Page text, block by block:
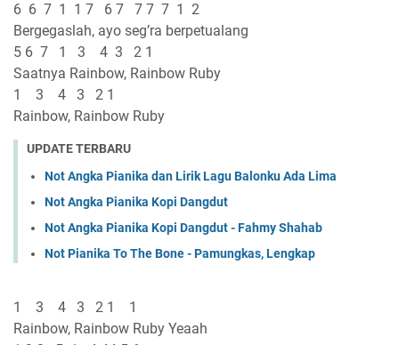
6 6 7 1 1 7 6 7 7 7 7 1 2
Bergegaslah, ayo seg’ra berpetualang
5 6 7 1 3 4 3 2 1
Saatnya Rainbow, Rainbow Ruby
1 3 4 3 2 1
Rainbow, Rainbow Ruby
UPDATE TERBARU
Not Angka Pianika dan Lirik Lagu Balonku Ada Lima
Not Angka Pianika Kopi Dangdut
Not Angka Pianika Kopi Dangdut - Fahmy Shahab
Not Pianika To The Bone - Pamungkas, Lengkap
1 3 4 3 2 1 1
Rainbow, Rainbow Ruby Yeaah